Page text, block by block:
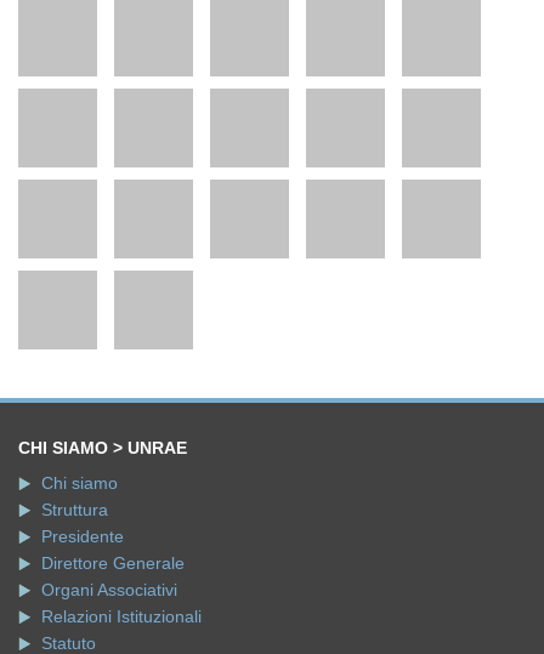
CHI SIAMO > UNRAE
Chi siamo
Struttura
Presidente
Direttore Generale
Organi Associativi
Relazioni Istituzionali
Statuto